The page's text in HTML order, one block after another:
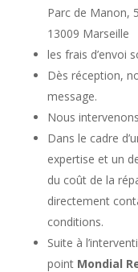
Parc de Manon,
13009 Marseille
les frais d’envoi
Dès réception,
message.
Nous
Dans le cadre
expertise et un
du coût de la
directement
conditions.
Suite à
point Mondial